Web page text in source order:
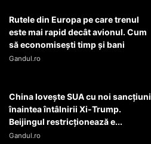
Rutele din Europa pe care trenul
este mai rapid decât avionul. Cum
să economisești timp și bani
Gandul.ro
China lovește SUA cu noi sancțiuni
înaintea întâlnirii Xi-Trump.
Beijingul restricționează e...
Gandul.ro